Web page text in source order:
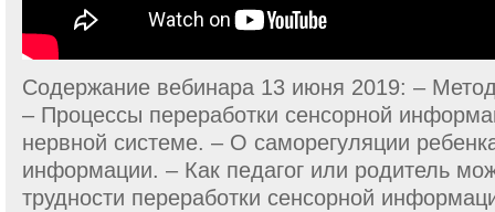
Содержание вебинара 13 июня 2019: –
– Процессы переработки сенсорной
нервной системе. – О саморегуляции
информации. – Как педагог или родитель
трудности переработки сенсорной